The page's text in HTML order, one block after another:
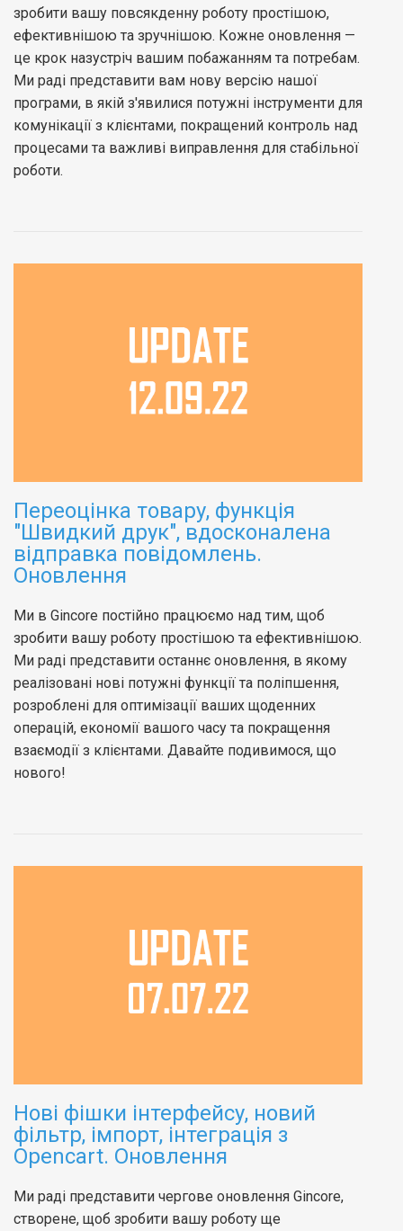
зробити вашу повсякденну роботу простішою,
ефективнішою та зручнішою. Кожне оновлення —
це крок назустріч вашим побажанням та потребам.
Ми раді представити вам нову версію нашої
програми, в якій з'явилися потужні інструменти для
комунікації з клієнтами, покращений контроль над
процесами та важливі виправлення для стабільної
роботи.
Переоцінка товару, функція
"Швидкий друк", вдосконалена
відправка повідомлень.
Оновлення
Ми в Gincore постійно працюємо над тим, щоб
зробити вашу роботу простішою та ефективнішою.
Ми раді представити останнє оновлення, в якому
реалізовані нові потужні функції та поліпшення,
розроблені для оптимізації ваших щоденних
операцій, економії вашого часу та покращення
взаємодії з клієнтами. Давайте подивимося, що
нового!
Нові фішки інтерфейсу, новий
фільтр, імпорт, інтеграція з
Opencart. Оновлення
Ми раді представити чергове оновлення Gincore,
створене, щоб зробити вашу роботу ще